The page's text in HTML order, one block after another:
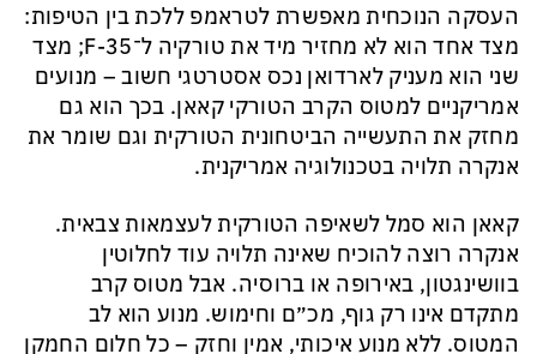
העסקה הנוכחית מאפשרת לטראמפ ללכת בין הטיפות:
מצד אחד הוא לא מחזיר מיד את טורקיה ל־F-35; מצד
שני הוא מעניק לארדואן נכס אסטרטגי חשוב – מנועים
אמריקניים למטוס הקרב הטורקי קאאן. בכך הוא גם
מחזק את התעשייה הביטחונית הטורקית וגם שומר את
אנקרה תלויה בטכנולוגיה אמריקנית.
קאאן הוא סמל לשאיפה הטורקית לעצמאות צבאית.
אנקרה רוצה להוכיח שאינה תלויה עוד לחלוטין
בוושינגטון, באירופה או ברוסיה. אבל מטוס קרב
מתקדם אינו רק גוף, מכ״ם וחימוש. מנוע הוא לב
המטוס. ללא מנוע איכותי, אמין וחזק – כל חלום החמקן